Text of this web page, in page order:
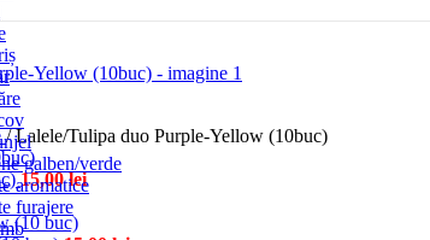
galben/verde
aromatice
furajere
/ Lalele/Tulipa duo Purple-Yellow (10buc)
15,00lei